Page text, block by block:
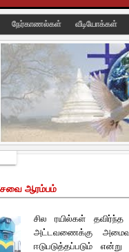
நேர்காணல்கள் வீடியோக்கள்
ஆரம்பம்
சில ரயில்கள்
அட்டவணைக்கு
ஈடுபடுத்தப்படும்